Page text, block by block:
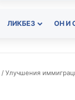
ЛИКБЕЗ ОН И
/Улучшения